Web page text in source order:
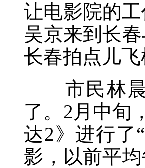
让电影院的
吴京来到长
长春拍点儿
市民林晨
了。2月中旬
达2》进行了
影，以前平